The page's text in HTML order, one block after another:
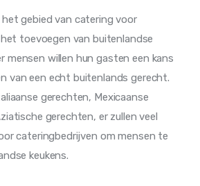
gebied van catering voor
toevoegen van buitenlandse
mensen willen hun gasten een kans
van een echt buitenlands gerecht.
gerechten, Mexicaanse
gerechten, er zullen veel
cateringbedrijven om mensen te
keukens.